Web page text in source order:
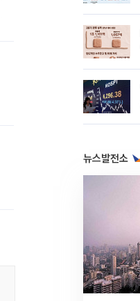
뉴스발전소